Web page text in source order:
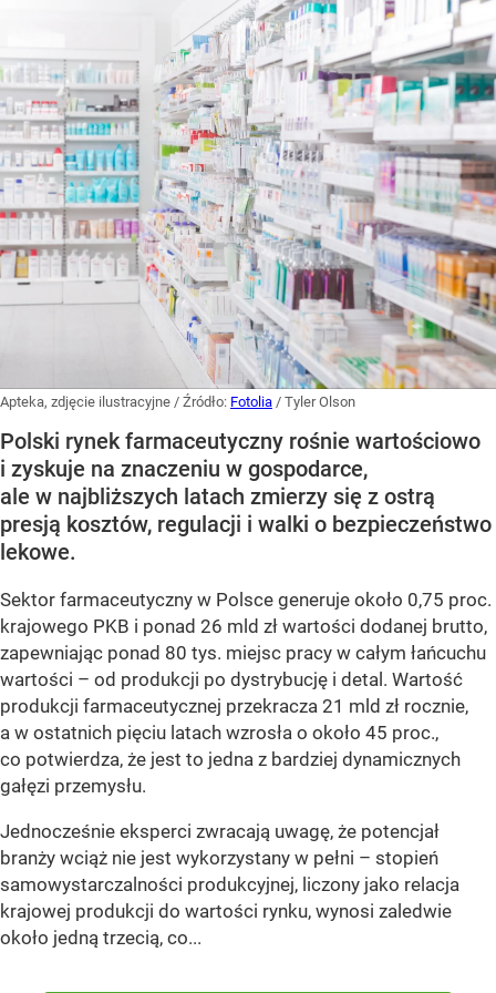
Apteka, zdjęcie ilustracyjne / Źródło: Fotolia / Tyler Olson
Polski rynek farmaceutyczny rośnie wartościowo
i zyskuje na znaczeniu w gospodarce,
ale w najbliższych latach zmierzy się z ostrą
presją kosztów, regulacji i walki o bezpieczeństwo
lekowe.
Sektor farmaceutyczny w Polsce generuje około 0,75 proc.
krajowego PKB i ponad 26 mld zł wartości dodanej brutto,
zapewniając ponad 80 tys. miejsc pracy w całym łańcuchu
wartości – od produkcji po dystrybucję i detal. Wartość
produkcji farmaceutycznej przekracza 21 mld zł rocznie,
a w ostatnich pięciu latach wzrosła o około 45 proc.,
co potwierdza, że jest to jedna z bardziej dynamicznych
gałęzi przemysłu.
Jednocześnie eksperci zwracają uwagę, że potencjał
branży wciąż nie jest wykorzystany w pełni – stopień
samowystarczalności produkcyjnej, liczony jako relacja
krajowej produkcji do wartości rynku, wynosi zaledwie
około jedną trzecią, co...